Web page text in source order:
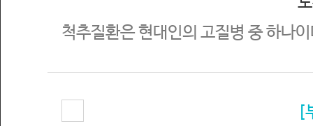
척추질환은 현대인의 고질병 중 하나
[